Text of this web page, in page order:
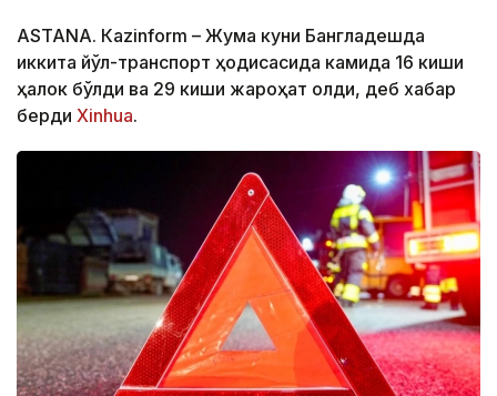
ASTANА. Кazinform – Жума куни Бангладешда
иккита йўл-транспорт ҳодисасида камида 16 киши
ҳалок бўлди ва 29 киши жароҳат олди, деб хабар
берди Xinhua.